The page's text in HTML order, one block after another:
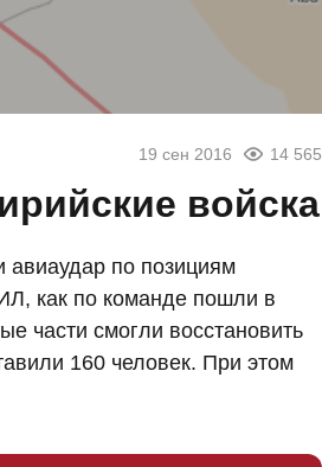
19 сен 2016 14 565
войска
авиаудар по позициям
как по команде пошли в
части смогли восстановить
160 человек. При этом